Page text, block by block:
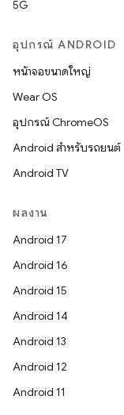
5G
อุปกรณ์ ANDROID
หน้าจอขนาดใหญ่
Wear OS
อุปกรณ์ ChromeOS
Android สำหรับรถยนต์
Android TV
ผลงาน
Android 17
Android 16
Android 15
Android 14
Android 13
Android 12
Android 11